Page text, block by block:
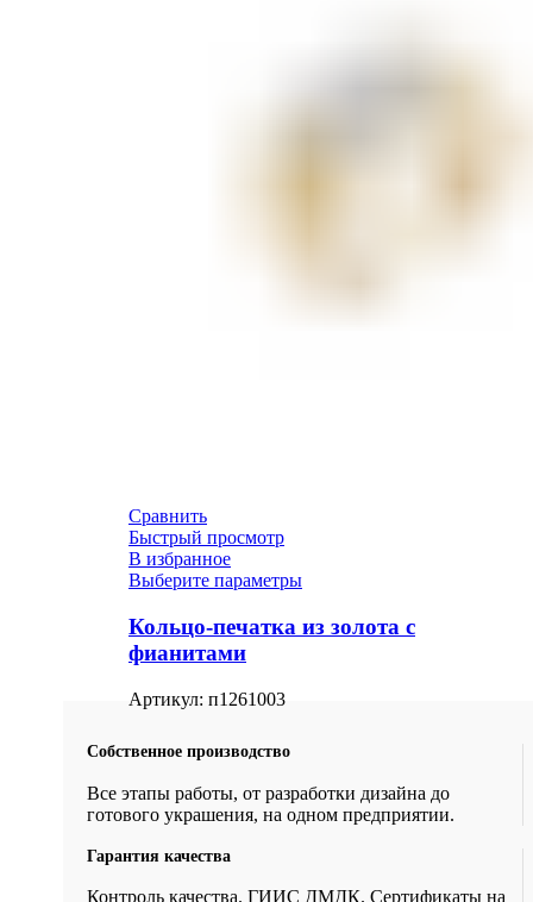
Сравнить
Быстрый просмотр
В избранное
Выберите параметры
Кольцо-печатка из золота с
фианитами
Артикул: п1261003
Собственное производство
Все этапы работы, от разработки дизайна до
готового украшения, на одном предприятии.
Гарантия качества
Контроль качества. ГИИС ДМДК. Сертификаты на